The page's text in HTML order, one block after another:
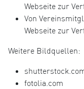
Webseite zur
Von
Webseite zur
Weitere Bildquellen:
fotolia.com